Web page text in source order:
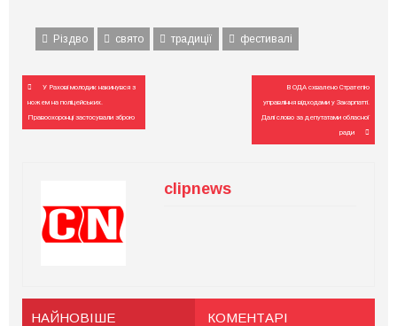
Різдво свято традиції фестивалі
Навігація
записів
У Рахові молодик накинувся з
ножем на поліцейських.
Правоохоронці застосували зброю
В ОДА схвалено Стратегію
управління відходами у Закарпатті.
Далі слово за депутатами обласної
ради
clipnews
НАЙНОВІШЕ КОМЕНТАРІ